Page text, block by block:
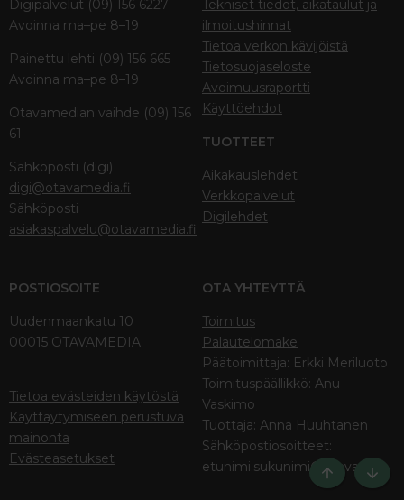
Digipalvelut (09) 156 6227
Avoinna ma–pe 8–19
Painettu lehti (09) 156 665
Avoinna ma–pe 8–19
Otavamedian vaihde (09) 156
61
Sähköposti (digi)
digi@otavamedia.fi
Sähköposti
asiakaspalvelu@otavamedia.fi
Tekniset tiedot, aikataulut ja
ilmoitushinnat
Tietoa verkon kävijöistä
Tietosuojaseloste
Avoimuusraportti
Käyttöehdot
TUOTTEET
Aikakauslehdet
Verkkopalvelut
Digilehdet
POSTIOSOITE
Uudenmaankatu 10
00015 OTAVAMEDIA
Tietoa evästeiden käytöstä
Käyttäytymiseen perustuva
mainonta
Evästeasetukset
OTA YHTEYTTÄ
Toimitus
Palautelomake
Päätoimittaja: Erkki Meriluoto
Toimituspäällikkö: Anu
Vaskimo
Tuottaja: Anna Huuhtanen
Sähköpostiosoitteet:
etunimi.sukunimi@otava.fi
Ylös